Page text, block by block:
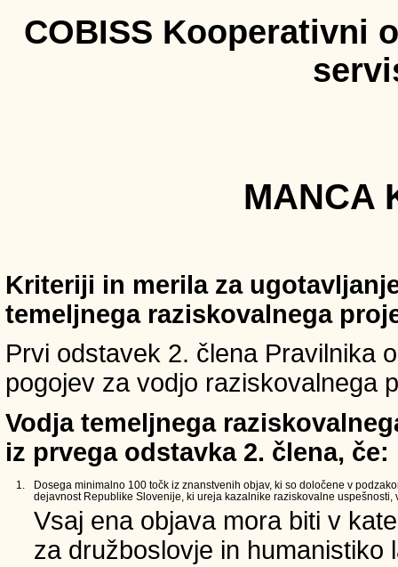
COBISS Kooperativni
MANCA
Kriteriji in merila za
temeljnega raziskovalnega
Prvi odstavek 2. člena Pravilnika
pogojev za vodjo raziskovalnega
Vodja temeljnega
iz prvega odstavka 2. člena, če:
1.
Dosega minimalno 100 točk iz znanstvenih objav, ki so določene v
dejavnost Republike Slovenije, ki ureja kazalnike raziskovalne uspešnosti,
Vsaj ena objava mora biti v
za družboslovje in humanistiko